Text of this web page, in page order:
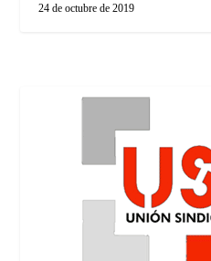
24 de octubre de 2019